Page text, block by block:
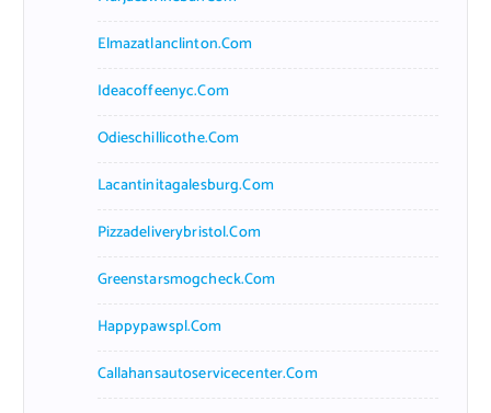
Elmazatlanclinton.com
Ideacoffeenyc.com
Odieschillicothe.com
Lacantinitagalesburg.com
Pizzadeliverybristol.com
Greenstarsmogcheck.com
Happypawspl.com
Callahansautoservicecenter.com